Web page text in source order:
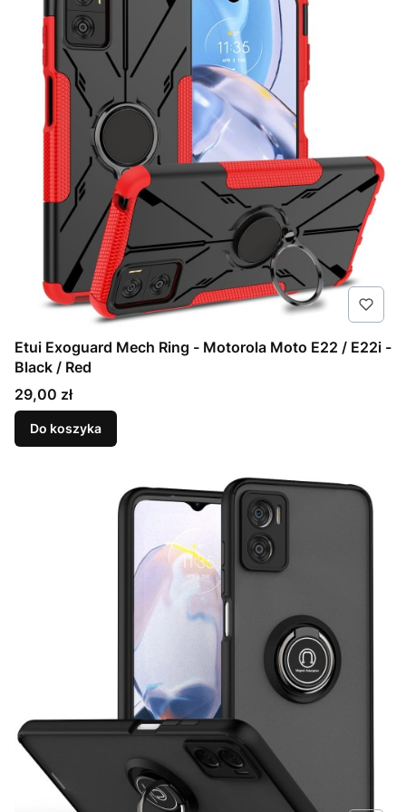
Etui Exoguard Mech Ring - Motorola Moto E22 / E22i -
Black / Red
Cena
29,00 zł
Do koszyka